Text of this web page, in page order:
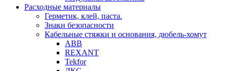
Расходные материалы
Герметик, клей, паста.
Знаки безопасности
Кабельные стяжки и основания, дюбель-хомут
ABB
REXANT
Tekfor